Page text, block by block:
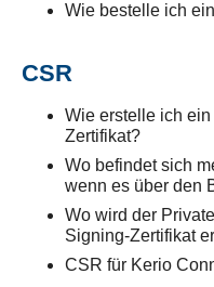
Wie bestelle ich
CSR
Wie erstelle ich
Zertifikat?
Wo befindet sich
wenn es über den
Wo wird der
Signing-Zertifikat
CSR für Kerio